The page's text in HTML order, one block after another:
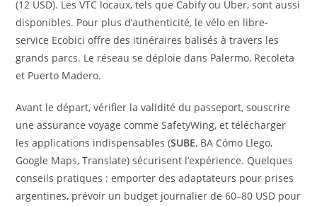
(12 USD). Les VTC locaux, tels que Cabify ou Uber, sont aussi
disponibles. Pour plus d’authenticité, le vélo en libre-
service Ecobici offre des itinéraires balisés à travers les
grands parcs. Le réseau se déploie dans Palermo, Recoleta
et Puerto Madero.
Avant le départ, vérifier la validité du passeport, souscrire
une assurance voyage comme SafetyWing, et télécharger
les applications indispensables (SUBE, BA Cómo Llego,
Google Maps, Translate) sécurisent l’expérience. Quelques
conseils pratiques : emporter des adaptateurs pour prises
argentines, prévoir un budget journalier de 60–80 USD pour